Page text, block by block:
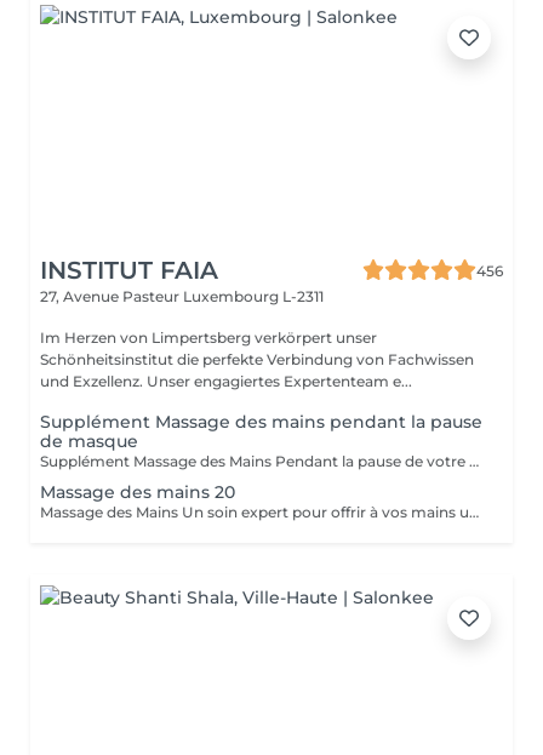
INSTITUT FAIA
456
27, Avenue Pasteur Luxembourg L-2311
Im Herzen von Limpertsberg verkörpert unser
Schönheitsinstitut die perfekte Verbindung von Fachwissen
und Exzellenz. Unser engagiertes Expertenteam e...
Supplément Massage des mains pendant la pause
de masque
Supplément Massage des Mains Pendant la pause de votre masque, offrez-vous un massage des mains de 15 minutes. Un moment de pure détente qui libère les tensions, nourrit la peau et prolonge le bien-être. Un geste apprécié de nos clientes pour sublimer leur soin visage.
Massage des mains 20
Massage des Mains Un soin expert pour offrir à vos mains une véritable parenthèse de bien-être. Ce massage complet de 30 minutes dénoue les tensions, stimule la circulation et nourrit la peau en profondeur. Grâce à des manuvres enveloppantes et précises, il procure une sensation immédiate de légèreté et de relaxation. Idéal pour soulager les mains sollicitées au quotidien, améliorer la souplesse articulaire et apaiser l'esprit. Un moment de soin et d'attention, réalisé avec expertise, pour des mains douces, détendues et parfaitement ressourcées.